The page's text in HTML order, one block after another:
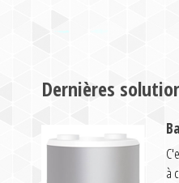
Dernières
à